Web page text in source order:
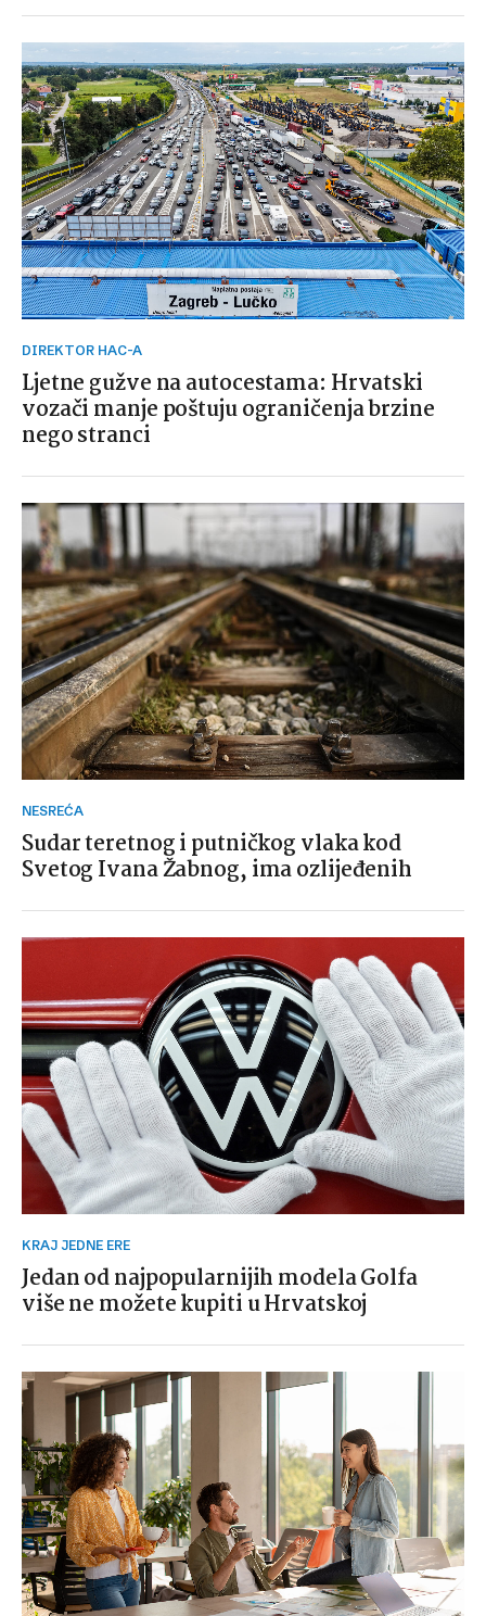
DIREKTOR HAC-A
Ljetne gužve na autocestama: Hrvatski
vozači manje poštuju ograničenja brzine
nego stranci
NESREĆA
Sudar teretnog i putničkog vlaka kod
Svetog Ivana Žabnog, ima ozlijeđenih
KRAJ JEDNE ERE
Jedan od najpopularnijih modela Golfa
više ne možete kupiti u Hrvatskoj